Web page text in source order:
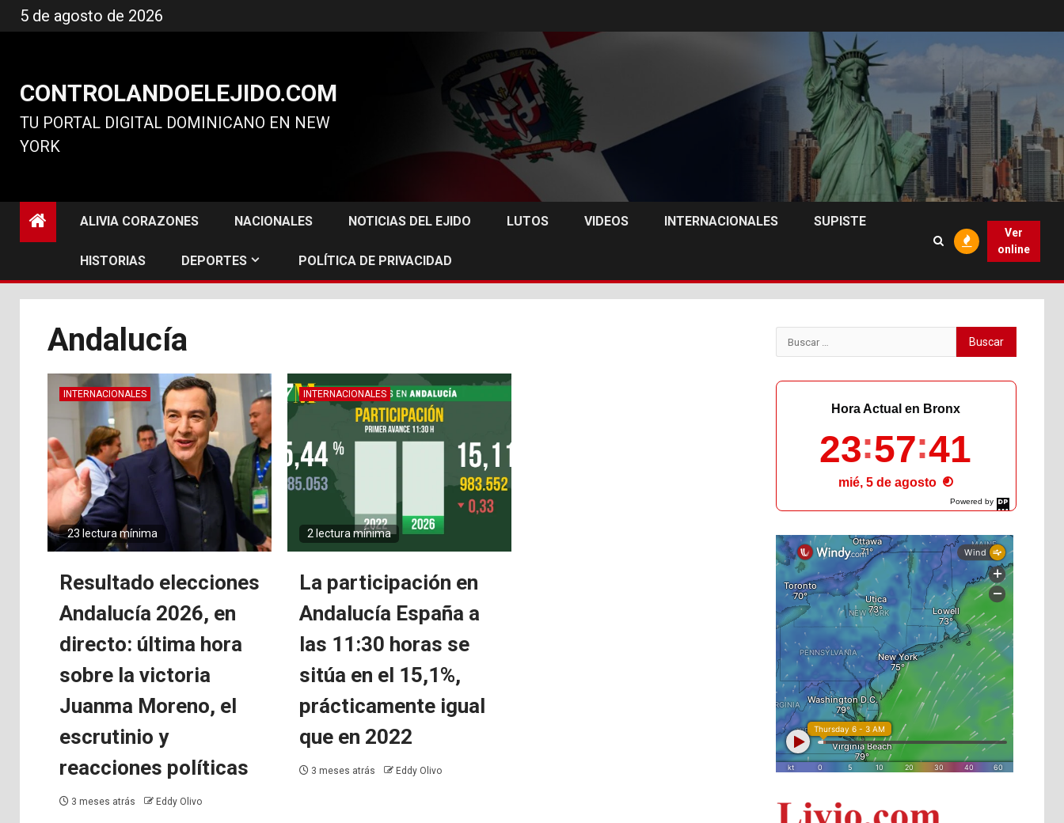
al
5 de agosto de 2026
CONTROLANDOELEJIDO.COM
TU PORTAL DIGITAL DOMINICANO EN NEW
YORK
ALIVIA CORAZONES NACIONALES NOTICIAS DEL EJIDO LUTOS VIDEOS INTERNACIONALES SUPISTE
HISTORIAS DEPORTES POLÍTICA DE PRIVACIDAD
Ver
online
Andalucía
INTERNACIONALES
23 lectura mínima
Resultado elecciones
Andalucía 2026, en
directo: última hora
sobre la victoria
Juanma Moreno, el
escrutinio y
reacciones políticas
3 meses atrás Eddy Olivo
INTERNACIONALES
2 lectura mínima
La participación en
Andalucía España a
las 11:30 horas se
sitúa en el 15,1%,
prácticamente igual
que en 2022
3 meses atrás Eddy Olivo
Buscar:
Powered by
DaysPedia.com
Hora Actual en Bronx
23 57 42
mié, 5 de agosto